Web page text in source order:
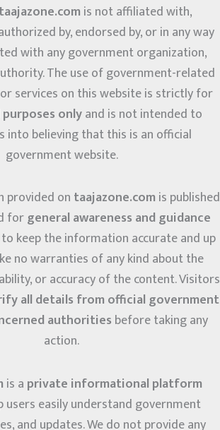
taajazone.com is not affiliated with,
by, endorsed by, or in any way
with any government organization,
The use of government-related
services on this website is strictly for
onlyand is not intended to
into believing that this is an official
government website.
provided ontaajazone.com is published
forgeneral awareness and guidance
keep the information accurate and up
no warranties of any kind about the
or accuracy of the content. Visitors
all details from official government
authorities before taking any
action.
is a private informational platform
users easily understand government
and updates. We do not provide any